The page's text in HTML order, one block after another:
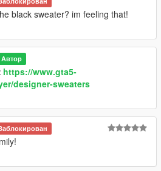
black sweater? im feeling that!
Автор
https://www.gta5-
designer-sweaters